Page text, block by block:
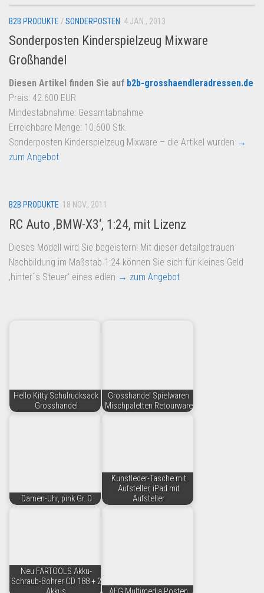
B2B PRODUKTE/SONDERPOSTEN 4 JAN., 2013
Sonderposten Kinderspielzeug Mixware
Großhandel
Diesen Artikel finden Sie auf b2b-grosshaendleradressen.de
Preis: 42.600 EUR
Mindestabnahme: Gesamtabnahme
Erreichbare Menge: 10.600 Stk.
Sonderposten Kinderspielzeug Mixware – die Artikel wurden →
zum Angebot
B2B PRODUKTE 18 NOV., 2011
RC Auto ‚BMW-X3‘, 1:24, mit Lizenz
Dieses Modell wird Sie begeistern! Mit dieser detailgetrauen
Nachbildung im Maßstab 1:24 können Sie sich für kleines Geld
‚hinter´s Steuer‘ eines edlen → zum Angebot
Hello Kitty Schulrucksack
Grosshandel
Grosshandel Spielwaren
Mischpaletten Retourware
Damen-Uhr, pink Gr. 0
Kunstleder-Tasche mit
Aufsteller, iPad mit
Aufsteller
Neu FARTOOLS Akku-
Schraub-Bohrer CD 188 + 2